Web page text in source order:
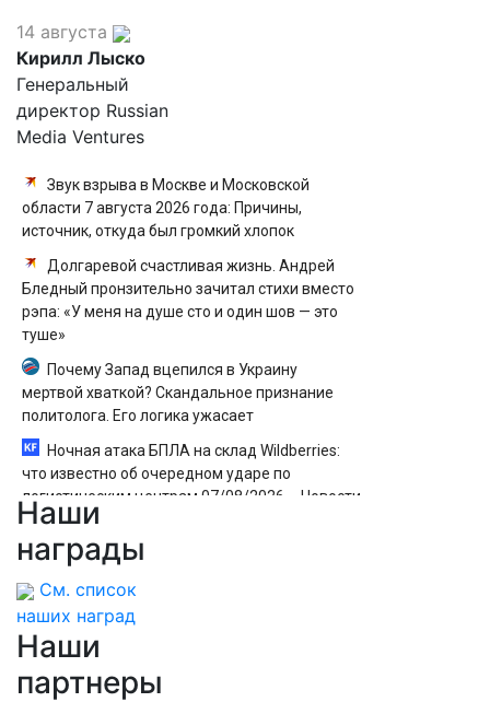
14 августа
Кирилл Лыско
Генеральный
директор Russian
Media Ventures
Звук взрыва в Москве и Московской
области 7 августа 2026 года: Причины,
источник, откуда был громкий хлопок
Долгаревой счастливая жизнь. Андрей
Бледный пронзительно зачитал стихи вместо
рэпа: «У меня на душе сто и один шов — это
туше»
Почему Запад вцепился в Украину
мертвой хваткой? Скандальное признание
политолога. Его логика ужасает
Ночная атака БПЛА на склад Wildberries:
что известно об очередном ударе по
логистическим центрам 07/08/2026 – Новости
метро
Наши
награды
См. список
наших наград
Наши
партнеры